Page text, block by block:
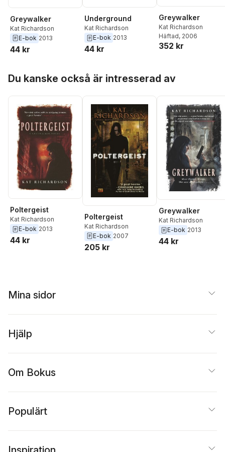
Greywalker
Kat Richardson
E-bok 2013
44 kr
Underground
Kat Richardson
E-bok 2013
44 kr
Greywalker
Kat Richardson
Häftad, 2006
352 kr
Du kanske också är intresserad av
Poltergeist
Kat Richardson
E-bok 2013
44 kr
Poltergeist
Kat Richardson
E-bok 2007
205 kr
Greywalker
Kat Richardson
E-bok 2013
44 kr
Mina sidor
Hjälp
Om Bokus
Populärt